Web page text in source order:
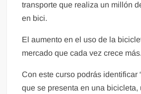
transporte que realiza un millón
en bici.
El aumento en el uso de la
mercado que cada vez crece más.
Con este curso podrás identificar
que se presenta en una bicicleta,